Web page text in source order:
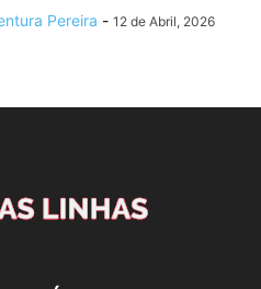
Pereira - 12 de Abril, 2026